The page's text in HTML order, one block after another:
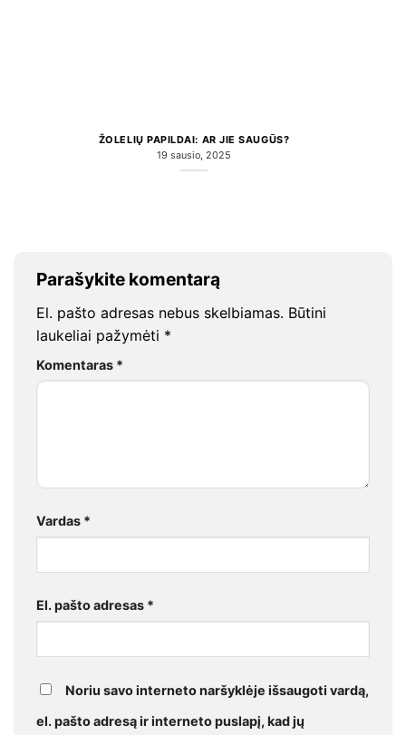
ŽOLELIŲ PAPILDAI: AR JIE SAUGŪS?
19 sausio, 2025
Parašykite komentarą
El. pašto adresas nebus skelbiamas. Būtini
laukeliai pažymėti *
Komentaras *
Vardas *
El. pašto adresas *
Noriu savo interneto naršyklėje išsaugoti vardą,
el. pašto adresą ir interneto puslapį, kad jų